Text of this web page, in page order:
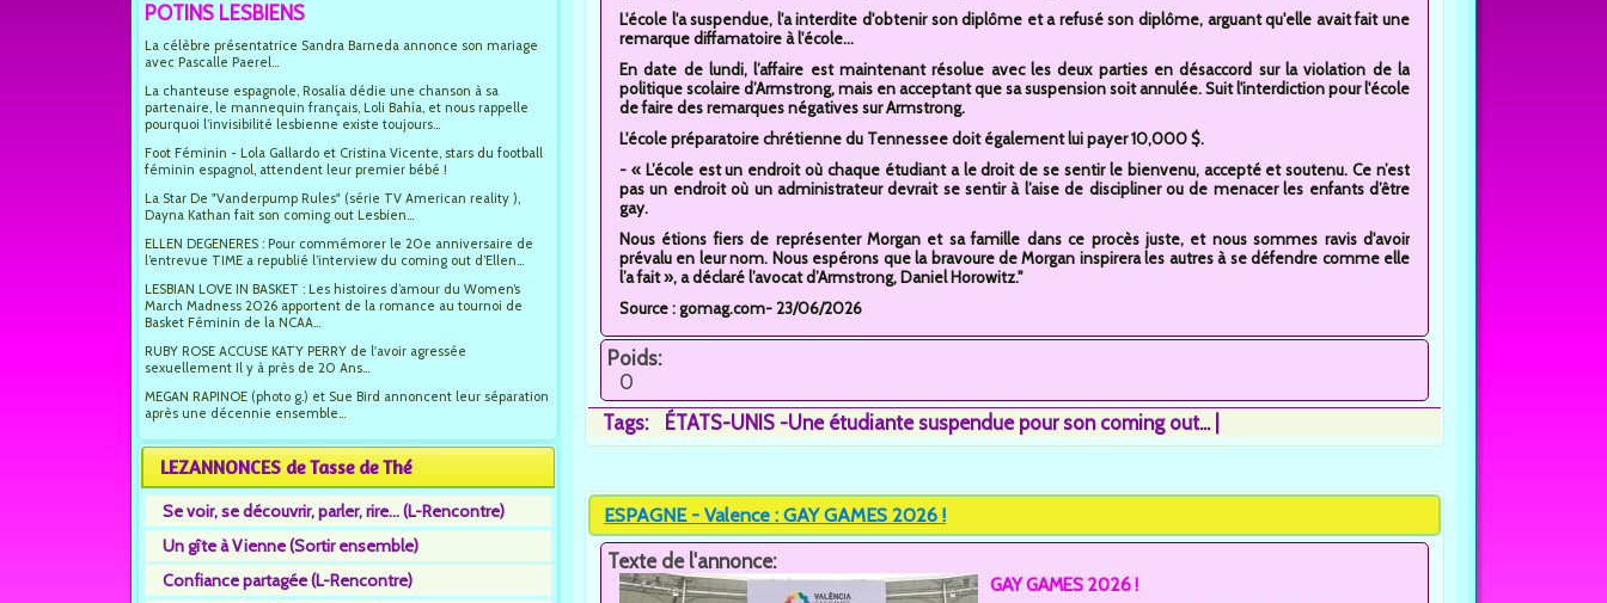
POTINS LESBIENS
La célèbre présentatrice Sandra Barneda annonce son mariage
avec Pascalle Paerel...
La chanteuse espagnole, Rosalía dédie une chanson à sa
partenaire, le mannequin français, Loli Bahía, et nous rappelle
pourquoi l’invisibilité lesbienne existe toujours...
Foot Féminin - Lola Gallardo et Cristina Vicente, stars du football
féminin espagnol, attendent leur premier bébé !
La Star De "Vanderpump Rules" (série TV American reality ),
Dayna Kathan fait son coming out Lesbien...
ELLEN DEGENERES : Pour commémorer le 20e anniversaire de
l’entrevue TIME a republié l’interview du coming out d’Ellen...
LESBIAN LOVE IN BASKET : Les histoires d’amour du Women’s
March Madness 2026 apportent de la romance au tournoi de
Basket Féminin de la NCAA...
RUBY ROSE ACCUSE KATY PERRY de l'avoir agressée
sexuellement Il y à près de 20 Ans...
MEGAN RAPINOE (photo g.) et Sue Bird annoncent leur séparation
après une décennie ensemble...
LEZANNONCES de Tasse de Thé
Se voir, se découvrir, parler, rire... (L-Rencontre)
Un gîte à Vienne (Sortir ensemble)
Confiance partagée (L-Rencontre)
L'école l'a suspendue, l'a interdite d'obtenir son diplôme et a refusé son diplôme, arguant qu'elle avait fait une
remarque diffamatoire à l'école...
En date de lundi, l’affaire est maintenant résolue avec les deux parties en désaccord sur la violation de la
politique scolaire d’Armstrong, mais en acceptant que sa suspension soit annulée. Suit l'interdiction pour l'école
de faire des remarques négatives sur Armstrong.
L'école préparatoire chrétienne du Tennessee doit également lui payer 10,000 $.
- « L’école est un endroit où chaque étudiant a le droit de se sentir le bienvenu, accepté et soutenu. Ce n’est
pas un endroit où un administrateur devrait se sentir à l’aise de discipliner ou de menacer les enfants d’être
gay.
Nous étions fiers de représenter Morgan et sa famille dans ce procès juste, et nous sommes ravis d'avoir
prévalu en leur nom. Nous espérons que la bravoure de Morgan inspirera les autres à se défendre comme elle
l’a fait », a déclaré l’avocat d’Armstrong, Daniel Horowitz."
Source : gomag.com- 23/06/2026
Poids:
0
Tags:
ÉTATS-UNIS -Une étudiante suspendue pour son coming out...
ESPAGNE - Valence : GAY GAMES 2026 !
Texte de l'annonce:
GAY GAMES 2026 !